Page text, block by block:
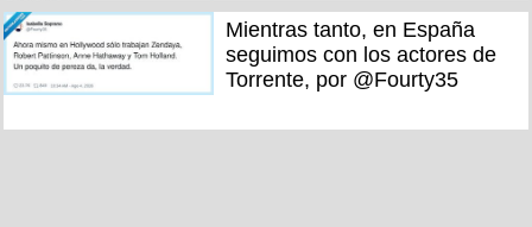
Mientras tanto, en España
seguimos con los actores de
Torrente, por @Fourty35